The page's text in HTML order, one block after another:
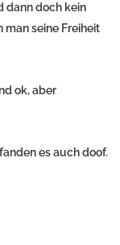
dann doch kein
seine Freiheit
ok, aber
es auch doof.